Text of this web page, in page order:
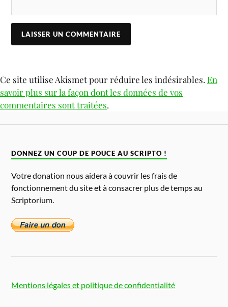
Ce site utilise Akismet pour réduire les indésirables. En
savoir plus sur la façon dont les données de vos
commentaires sont traitées.
DONNEZ UN COUP DE POUCE AU SCRIPTO !
Votre donation nous aidera à couvrir les frais de
fonctionnement du site et à consacrer plus de temps au
Scriptorium.
Mentions légales et politique de confidentialité